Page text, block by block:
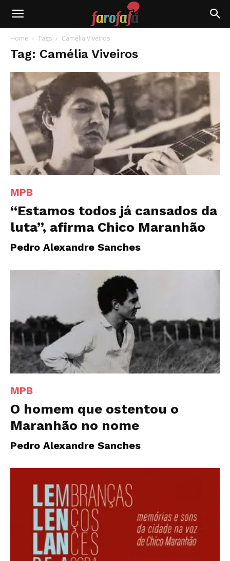
Farofafá
Home Tags Camélia Viveiros
Tag: Camélia Viveiros
MPB
“Estamos todos já cansados da
luta”, afirma Chico Maranhão
Pedro Alexandre Sanches
MPB
O homem que ostentou o
Maranhão no nome
Pedro Alexandre Sanches